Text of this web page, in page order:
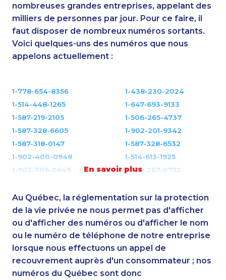
nombreuses grandes entreprises, appelant des
milliers de personnes par jour. Pour ce faire, il
faut disposer de nombreux numéros sortants.
Voici quelques-uns des numéros que nous
appelons actuellement :
En savoir plus
1-778-654-8356
1-438-230-2024
1-514-448-1265
1-647-693-9133
1-587-219-2105
1-506-265-4737
1-587-328-6605
1-902-201-9342
1-587-318-0147
1-587-328-6532
1-902-400-0948
1-514-613-1925
1-902-706-0849
1-579-267-0752
1-514-798-8830
1-780-421-5474
1-902-482-1297
1-819-201-0874
1-778-401-2176
1-780-420-2389
1-780-421-5465
1-416-907-3027
1-833-840-9986
1-416-231-0997
1-780-990-1571
1-647-722-9384
1-438-230-2025
1-587-316-3396
Au Québec, la réglementation sur la protection
de la vie privée ne nous permet pas d'afficher
ou d'afficher des numéros ou d'afficher le nom
ou le numéro de téléphone de notre entreprise
lorsque nous effectuons un appel de
recouvrement auprès d'un consommateur ; nos
numéros du Québec sont donc